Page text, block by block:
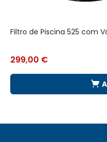
Filtro de Piscina 525 com
299,00 €